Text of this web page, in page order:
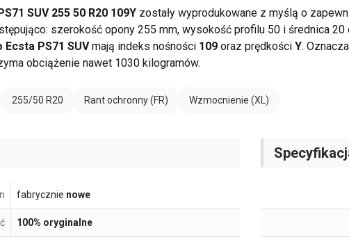
SUV 255 50 R20 109Y zostały wyprodukowane z myślą o
szerokość opony 255 mm, wysokość profilu 50 i średnica
Ecsta PS71 SUVmają indeks nośności 109 oraz prędkości Y.
obciążenie nawet 1030 kilogramów.
255/50 R20 Rant ochronny (FR) Wzmocnienie (XL)
fabrycznie nowe
100% oryginalne